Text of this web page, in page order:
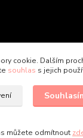
cookie. Dalším
souhlas s jejich
můžete odmítnout